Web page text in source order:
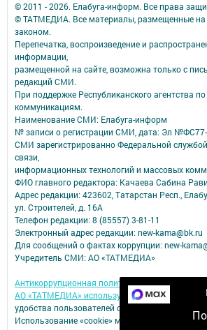
© 2011 - 2026. Елабуга-информ. Все права
© ТАТМЕДИА. Все материалы, размещенные
законом.
Перепечатка, воспроизведение и
информации,
размещенной на сайте, возможна только с
редакций СМИ.
При поддержке Республиканского агентства
коммуникациям.
Наименование СМИ: Елабуга-информ
№ записи о регистрации СМИ, дата: Эл
СМИ зарегистрированно Федеральной
связи,
информационных технологий и массовых
ФИО главного редактора: Качаева Сабина
Адрес редакции: 423602, Татарстан Респ.,
ул. Строителей, д. 16А
Телефон редакции: 8 (85557) 3-81-11
Электронный адрес редакции: new-kama@bk.ru
Для сообщений о фактах коррупции: new-
Учредитель СМИ: АО «ТАТМЕДИА»
Антикоррупционная политика
АО «ТАТМЕДИА» использует «cookie»для
удобства пользователей сайтом.
Использование «cookie» можно отменить в